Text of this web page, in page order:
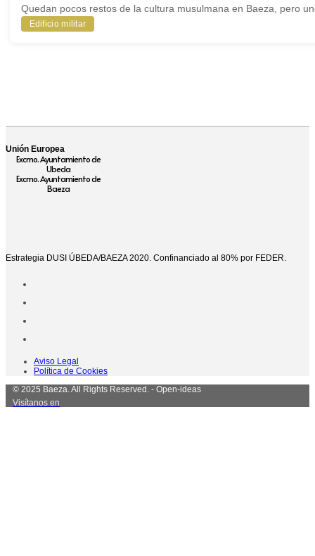
Quedan pocos restos de la cultura musulmana en Baeza, pero
Edificio militar
Unión Europea
Excmo. Ayuntamiento de
Ubeda
Excmo. Ayuntamiento de
Baeza
Estrategia DUSI ÚBEDA/BAEZA 2020. Confinanciado al 80% por FEDER.
Aviso Legal
Política de Cookies
© 2025 Baeza. All Rights Reserved. - Open-ideas
Visítanos en